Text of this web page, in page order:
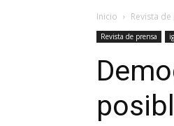
Inicio Revista
Revista de prensa